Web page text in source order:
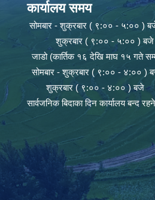
कार्यालय समय
सोमबार - शुक्रबार ( ९:०० - ५:०० )
शुक्रबार ( ९:०० - ५:०० ) बजे
जाडो (कार्तिक १६ देखि माघ १५ गते
सोमबार - शुक्रबार ( ९:०० - ४:०० )
शुक्रबार ( ९:०० - ४:०० ) बजे
सार्वजनिक बिदाका दिन कार्यालय बन्द